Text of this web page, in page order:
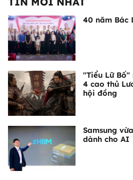
40 năm Bác
"Tiểu Lữ Bố"
4 cao thủ
hội đồng
Samsung
dành cho AI